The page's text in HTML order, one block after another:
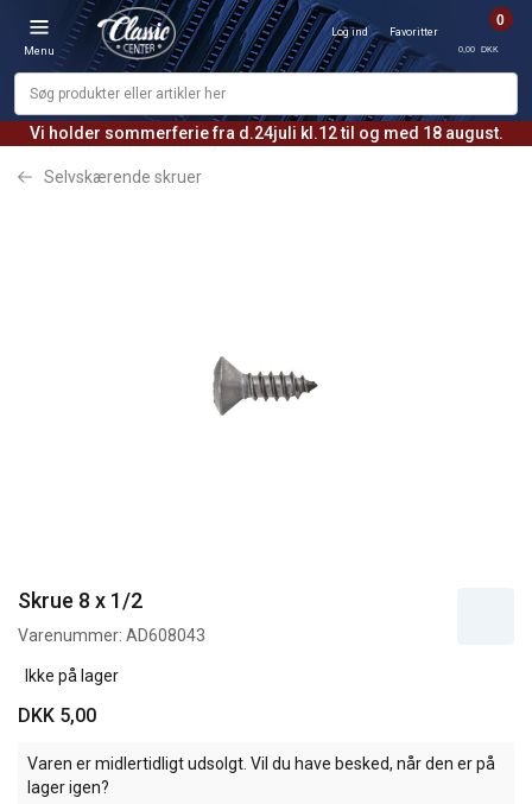
Vi holder sommerferie fra d.24juli kl.12 til og med 18 august.
Menu
Log ind Favoritter
0
0,00 DKK
Selvskærende skruer
Skrue 8 x 1/2
Varenummer: AD608043
Ikke på lager
DKK 5,00
Varen er midlertidligt udsolgt. Vil du have besked, når den er på
lager igen?